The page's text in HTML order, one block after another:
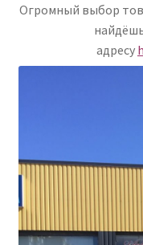
Огромный выбор
адресу